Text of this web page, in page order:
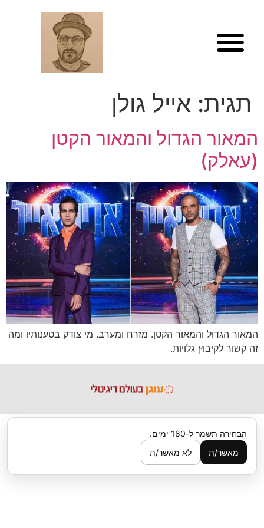
תגית: אייל גולן
המאור הגדול והמאור הקטן
(עאלק)
המאור הגדול והמאור הקטן. מזרח ומערב. מי צודק בטענותיו ומה
זה קשור לקיבוץ גלויות.
הבחירה תשמר ל-180 ימים.
מאשר/ת
לא מאשר/ת